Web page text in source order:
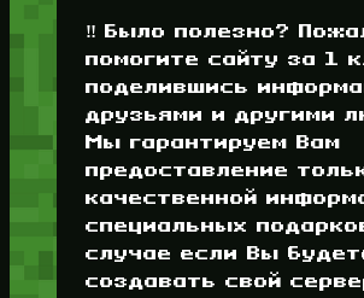
‼️ Было полезно?
помогите сайту за 1
поделившись
друзьями и другими
Мы гарантируем Вам
предоставление
качественной
специальных
случае если Вы
создавать свой